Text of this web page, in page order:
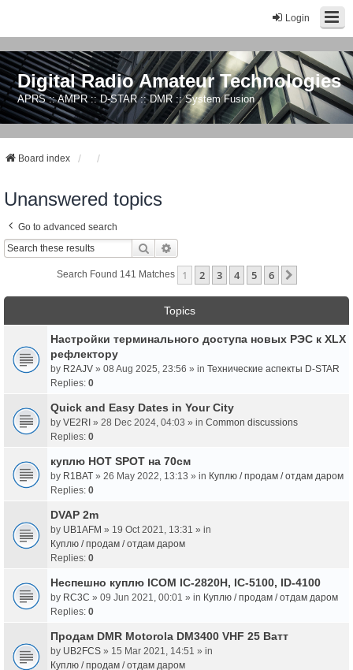
Login
Digital Radio Amateur Technologies
APRS :: AMPR :: D-STAR :: DMR :: System Fusion
Board index
Unanswered topics
Go to advanced search
Search
Search Found 141 Matches 1 2 3 4 5 6
Topics
Настройки терминального доступа новых РЭС к XLX
рефлектору
by R2AJV » 08 Aug 2025, 23:56 » in Технические аспекты D-STAR
Replies: 0
Quick and Easy Dates in Your City
by VE2RI » 28 Dec 2024, 04:03 » in Common discussions
Replies: 0
куплю HOT SPOT на 70см
by R1BAT » 26 May 2022, 13:13 » in Куплю / продам / отдам даром
Replies: 0
DVAP 2m
by UB1AFM » 19 Oct 2021, 13:31 » in
Куплю / продам / отдам даром
Replies: 0
Неспешно куплю ICOM IC-2820H, IC-5100, ID-4100
by RC3C » 09 Jun 2021, 00:01 » in Куплю / продам / отдам даром
Replies: 0
Продам DMR Motorola DM3400 VHF 25 Ватт
by UB2FCS » 15 Mar 2021, 14:51 » in
Куплю / продам / отдам даром